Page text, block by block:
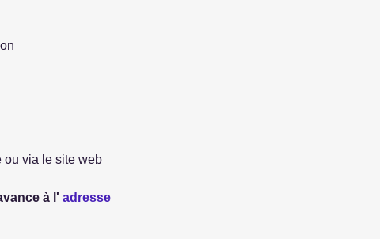
via le site web
à l' adresse